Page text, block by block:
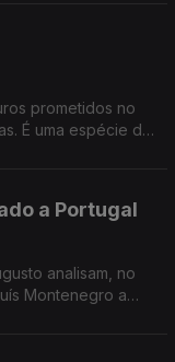
prometidos no
É uma espécie de
a Portugal
analisam, no
Montenegro a